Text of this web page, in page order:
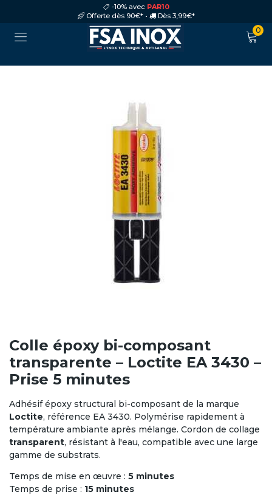
-10% avec PAR10
Offerte dès 90€* •
Dès 3,99€*
0
Colle époxy bi-composant
transparente – Loctite EA 3430 –
Prise 5 minutes
Adhésif époxy structural bi-composant de la marque
Loctite, référence EA 3430. Polymérise rapidement à
température ambiante après mélange. Cordon de collage
transparent, résistant à l'eau, compatible avec une large
gamme de substrats.
Temps de mise en œuvre : 5 minutes
Temps de prise : 15 minutes